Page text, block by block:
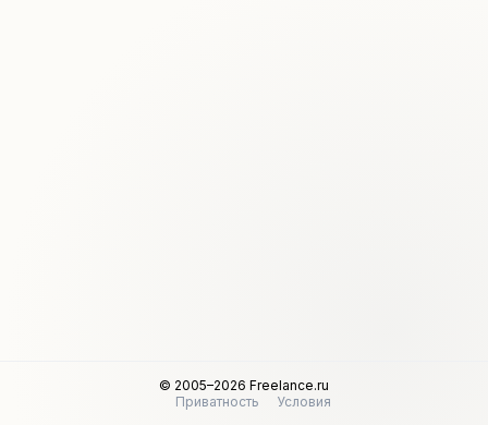
© 2005–2026 Freelance.ru
Приватность
Условия